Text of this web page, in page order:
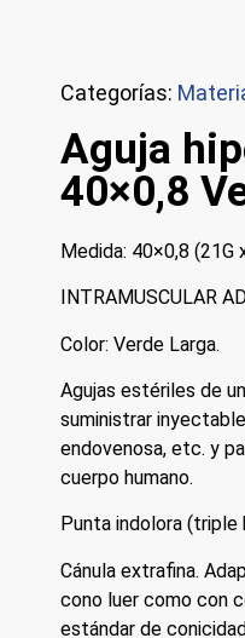
Categorías:
Aguja
40×0,8
Medida: 40×0,8 (21G
INTRAMUSCULAR
Color: Verde Larga.
Agujas estériles de
suministrar
endovenosa, etc. y
cuerpo humano.
Punta indolora (triple
Cánula extrafina.
cono luer como con
estándar de